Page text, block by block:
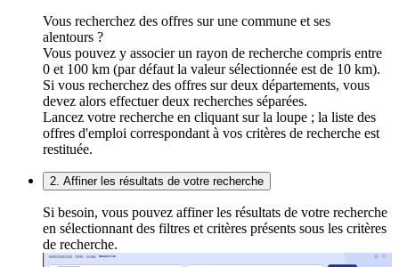
Vous recherchez des offres sur une commune et ses
alentours ?
Vous pouvez y associer un rayon de recherche compris entre
0 et 100 km (par défaut la valeur sélectionnée est de 10 km).
Si vous recherchez des offres sur deux départements, vous
devez alors effectuer deux recherches séparées.
Lancez votre recherche en cliquant sur la loupe ; la liste des
offres d'emploi correspondant à vos critères de recherche est
restituée.
2. Affiner les résultats de votre recherche
Si besoin, vous pouvez affiner les résultats de votre recherche
en sélectionnant des filtres et critères présents sous les critères
de recherche.